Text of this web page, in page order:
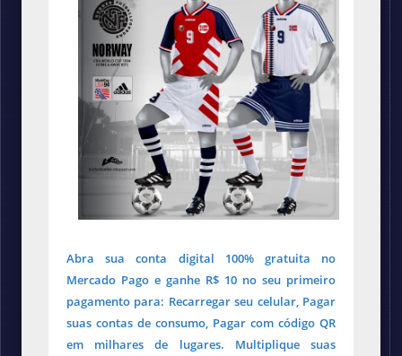
Abra sua conta digital 100% gratuita no
Mercado Pago e ganhe R$ 10 no seu primeiro
pagamento para: Recarregar seu celular, Pagar
suas contas de consumo, Pagar com código QR
em milhares de lugares. Multiplique suas